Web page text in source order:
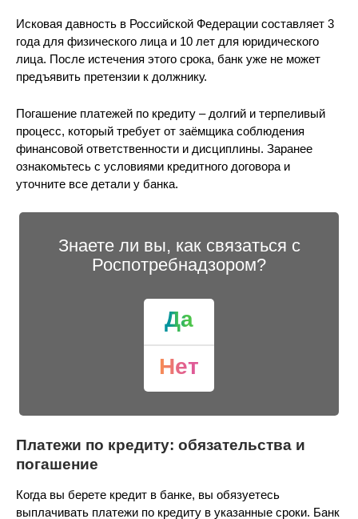
Исковая давность в Российской Федерации составляет 3
года для физического лица и 10 лет для юридического
лица. После истечения этого срока, банк уже не может
предъявить претензии к должнику.
Погашение платежей по кредиту – долгий и терпеливый
процесс, который требует от заёмщика соблюдения
финансовой ответственности и дисциплины. Заранее
ознакомьтесь с условиями кредитного договора и
уточните все детали у банка.
Знаете ли вы, как связаться с
Роспотребнадзором?
Да
Нет
Платежи по кредиту: обязательства и
погашение
Когда вы берете кредит в банке, вы обязуетесь
выплачивать платежи по кредиту в указанные сроки. Банк